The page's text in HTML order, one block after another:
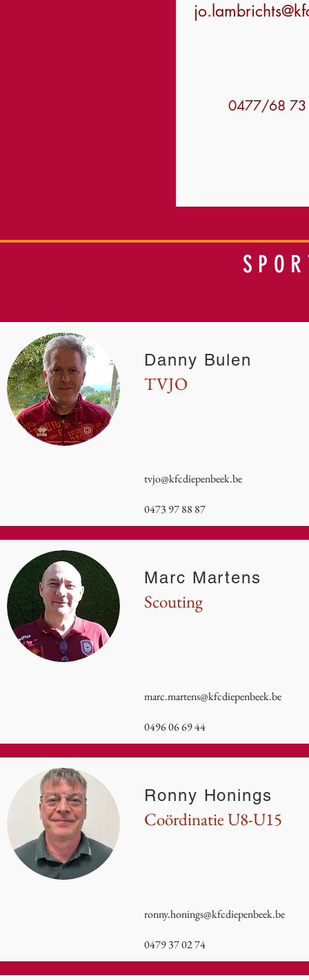
0477/68 73
Danny Bulen
TVJO
tvjo@kfcdiepenbeek.be
0473 97 88 87
Marc Martens
Scouting
marc.martens@kfcdiepenbeek.be
0496 06 69 44
Ronny Honings
Coördinatie U8-U15
ronny.honings@kfcdiepenbeek.be
0479 37 02 74